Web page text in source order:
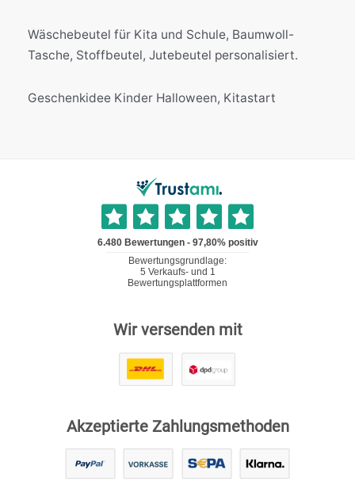
Wäschebeutel für Kita und Schule, Baumwoll-
Tasche, Stoffbeutel, Jutebeutel personalisiert.
Geschenkidee Kinder Halloween, Kitastart
Wir versenden mit
Akzeptierte Zahlungsmethoden